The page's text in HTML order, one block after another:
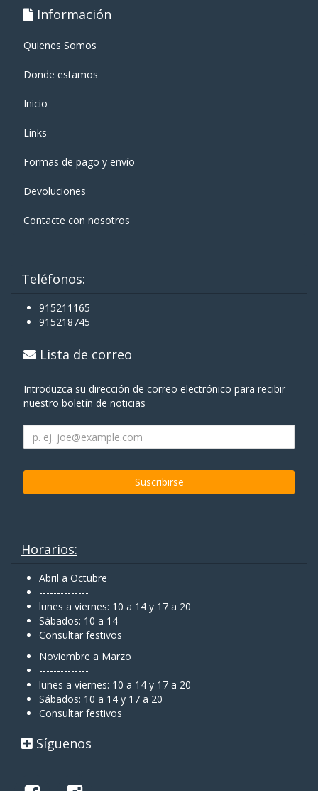
Información
Quienes Somos
Donde estamos
Inicio
Links
Formas de pago y enví­o
Devoluciones
Contacte con nosotros
Teléfonos:
915211165
915218745
Lista de correo
Introduzca su dirección de correo electrónico para recibir
nuestro boletín de noticias
Horarios:
Abril a Octubre
--------------
lunes a viernes: 10 a 14 y 17 a 20
Sábados: 10 a 14
Consultar festivos
Noviembre a Marzo
--------------
lunes a viernes: 10 a 14 y 17 a 20
Sábados: 10 a 14 y 17 a 20
Consultar festivos
Síguenos